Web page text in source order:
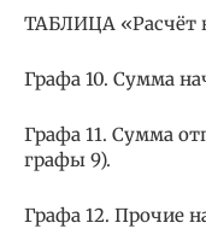
ТАБЛИЦА «Расчёт
Графа 10. Сумма
Графа 11. Сумма
графы 9).
Графа 12. Прочие